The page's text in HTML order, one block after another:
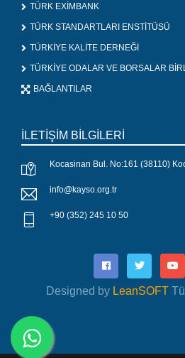
TÜRK EXİMBANK
TÜRK STANDARTLARI ENSTİTÜSÜ
TÜRKİYE KALİTE DERNEĞİ
TÜRKİYE ODALAR VE BORSALAR
BAĞLANTILAR
İLETİŞİM BİLGİLERİ
Kocasinan Bul. No:161 (38110)
info@kayso.org.tr
+90 (352) 245 10 50
Designed by LeanSOFT